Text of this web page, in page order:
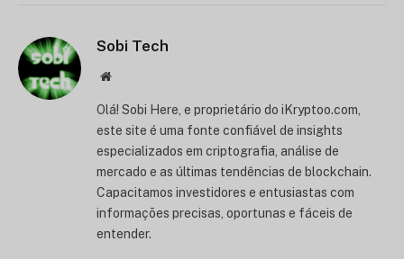
Sobi Tech
Sítio
Olá! Sobi Here, e proprietário do iKryptoo.com,
este site é uma fonte confiável de insights
especializados em criptografia, análise de
mercado e as últimas tendências de blockchain.
Capacitamos investidores e entusiastas com
informações precisas, oportunas e fáceis de
entender.